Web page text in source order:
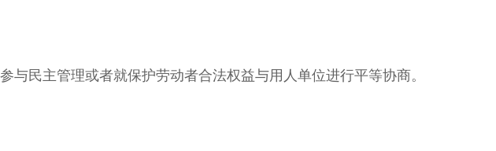
民主管理或者就保护劳动者合法权益与用人单位进行平等协商。